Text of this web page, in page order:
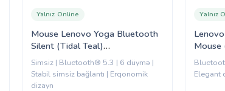
Mouse Lenovo Yoga Bluetooth
Silent (Tidal Teal)
(GY51S61916)
Yalnız Online
Simsiz | Bluetooth® 5.3 | 6 düymə |
Stabil simsiz bağlantı | Erqonomik
dizayn
Mouse
Yalnız
Elegant